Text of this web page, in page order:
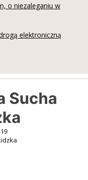
o niezaleganiu w
elektroniczną
Sucha